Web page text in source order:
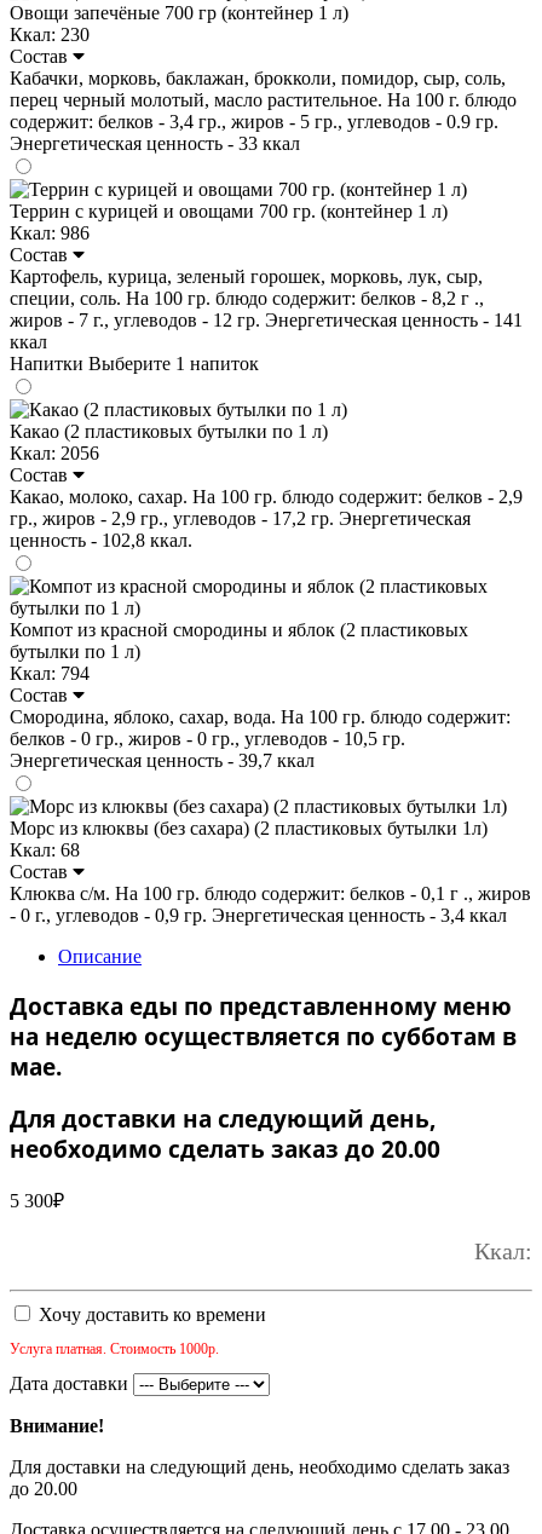
Овощи запечёные 700 гр (контейнер 1 л)
Ккал: 230
Состав
Кабачки, морковь, баклажан, брокколи, помидор, сыр, соль,
перец черный молотый, масло растительное. На 100 г. блюдо
содержит: белков - 3,4 гр., жиров - 5 гр., углеводов - 0.9 гр.
Энергетическая ценность - 33 ккал
Террин с курицей и овощами 700 гр. (контейнер 1 л)
Ккал: 986
Состав
Картофель, курица, зеленый горошек, морковь, лук, сыр,
специи, соль. На 100 гр. блюдо содержит: белков - 8,2 г .,
жиров - 7 г., углеводов - 12 гр. Энергетическая ценность - 141
ккал
Напитки Выберите 1 напиток
Какао (2 пластиковых бутылки по 1 л)
Ккал: 2056
Состав
Какао, молоко, сахар. На 100 гр. блюдо содержит: белков - 2,9
гр., жиров - 2,9 гр., углеводов - 17,2 гр. Энергетическая
ценность - 102,8 ккал.
Компот из красной смородины и яблок (2 пластиковых
бутылки по 1 л)
Ккал: 794
Состав
Смородина, яблоко, сахар, вода. На 100 гр. блюдо содержит:
белков - 0 гр., жиров - 0 гр., углеводов - 10,5 гр.
Энергетическая ценность - 39,7 ккал
Морс из клюквы (без сахара) (2 пластиковых бутылки 1л)
Ккал: 68
Состав
Клюква с/м. На 100 гр. блюдо содержит: белков - 0,1 г ., жиров
- 0 г., углеводов - 0,9 гр. Энергетическая ценность - 3,4 ккал
Описание
Доставка еды по представленному меню
на неделю осуществляется по субботам в
мае.
Для доставки на следующий день,
необходимо сделать заказ до 20.00
5 300₽
Ккал:
Хочу доставить ко времени
Услуга платная. Стоимость 1000р.
Дата доставки
Внимание!
Для доставки на следующий день, необходимо сделать заказ
до 20.00
Доставка осуществляется на следующий день с 17.00 - 23.00